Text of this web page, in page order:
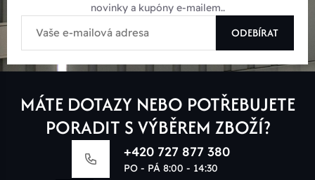
novinky a kupóny e-mailem..
ODEBÍRAT
MÁTE DOTAZY NEBO POTŘEBUJETE
PORADIT S VÝBĚREM ZBOŽÍ?
+420 727 877 380
PO - PÁ 8:00 - 14:30